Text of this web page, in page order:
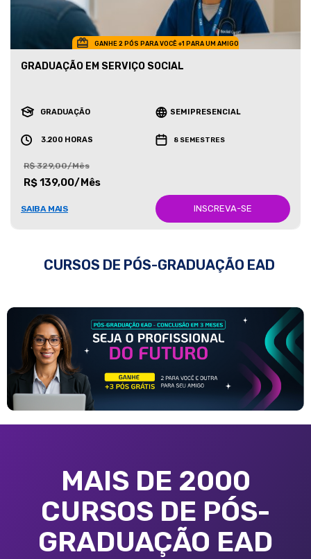
GANHE 2 PÓS PARA VOCÊ +1 PARA UM AMIGO
GRADUAÇÃO EM SERVIÇO SOCIAL
GRADUAÇÃO SEMIPRESENCIAL
3.200 HORAS 8 SEMESTRES
R$ 329,00/Mês
R$ 139,00/Mês
SAIBA MAIS INSCREVA-SE
CURSOS DE PÓS-GRADUAÇÃO EAD
MAIS DE 2000
CURSOS DE PÓS-
GRADUAÇÃO EAD